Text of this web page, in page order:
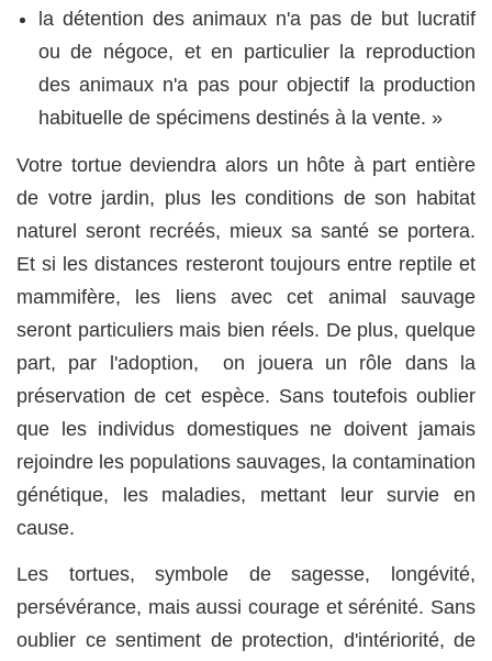
la détention des animaux n'a pas de but lucratif
ou de négoce, et en particulier la reproduction
des animaux n'a pas pour objectif la production
habituelle de spécimens destinés à la vente. »
Votre tortue deviendra alors un hôte à part entière
de votre jardin, plus les conditions de son habitat
naturel seront recréés, mieux sa santé se portera.
Et si les distances resteront toujours entre reptile et
mammifère, les liens avec cet animal sauvage
seront particuliers mais bien réels. De plus, quelque
part, par l'adoption, on jouera un rôle dans la
préservation de cet espèce. Sans toutefois oublier
que les individus domestiques ne doivent jamais
rejoindre les populations sauvages, la contamination
génétique, les maladies, mettant leur survie en
cause.
Les tortues, symbole de sagesse, longévité,
persévérance, mais aussi courage et sérénité. Sans
oublier ce sentiment de protection, d'intériorité, de